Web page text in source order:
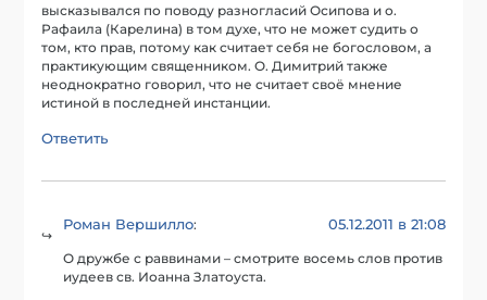
высказывался по поводу разногласий Осипова и о.
Рафаила (Карелина) в том духе, что не может судить о
том, кто прав, потому как считает себя не богословом, а
практикующим священником. О. Димитрий также
неоднократно говорил, что не считает своё мнение
истиной в последней инстанции.
Ответить
Роман Вершилло: 05.12.2011 в 21:08
О дружбе с раввинами – смотрите восемь слов против
иудеев св. Иоанна Златоуста.